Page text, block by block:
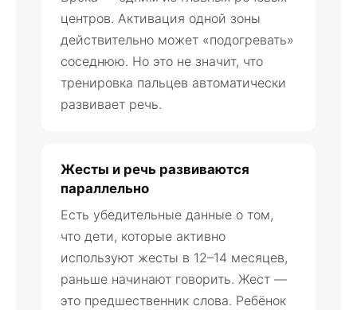
центров. Активация одной зоны
действительно может «подогревать»
соседнюю. Но это не значит, что
тренировка пальцев автоматически
развивает речь.
Жесты и речь развиваются
параллельно
Есть убедительные данные о том,
что дети, которые активно
используют жесты в 12–14 месяцев,
раньше начинают говорить. Жест —
это предшественник слова. Ребёнок